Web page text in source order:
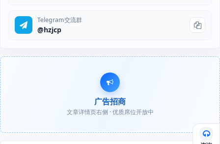
Telegram交流群
@hzjcp
广告招商
文章详情页右侧 · 优质席位开放中